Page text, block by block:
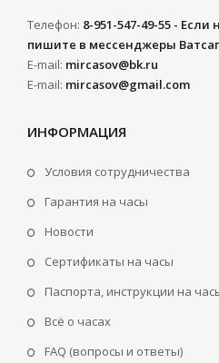
Телефон: 8-951-547-49-55 -
пишите в мессенджеры
E-mail: mircasov@bk.ru
E-mail: mircasov@gmail.com
ИНФОРМАЦИЯ
Условия сотрудничества
Гарантия на часы
Новости
Сертификаты на часы
Паспорта, инструкции на
Всё о часах
FAQ (вопросы и ответы)